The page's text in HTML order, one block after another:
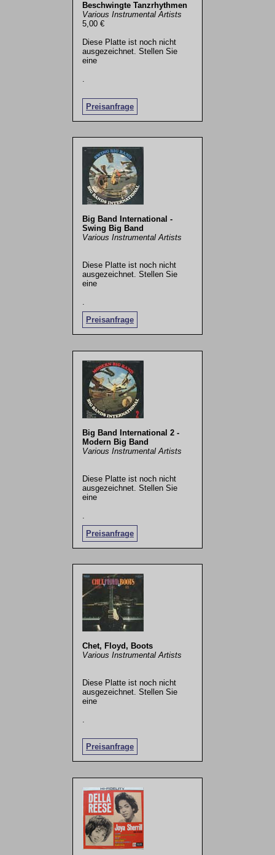
Beschwingte Tanzrhythmen
Various Instrumental Artists
5,00 €
Diese Platte ist noch nicht
ausgezeichnet. Stellen Sie
eine
Preisanfrage
.
Big Band International -
Swing Big Band
Various Instrumental Artists
Diese Platte ist noch nicht
ausgezeichnet. Stellen Sie
eine
Preisanfrage
Big Band International 2 -
Modern Big Band
Various Instrumental Artists
Diese Platte ist noch nicht
ausgezeichnet. Stellen Sie
eine
Preisanfrage
Chet, Floyd, Boots
Various Instrumental Artists
Diese Platte ist noch nicht
ausgezeichnet. Stellen Sie
eine
Preisanfrage
.